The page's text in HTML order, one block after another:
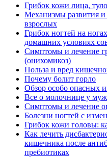
Грибок кожи лица,
Механизмы развития
взрослых
Грибок ногтей на
домашних условиях
Симптомы и лечение
(онихомикоз)
Польза и вред
Почему болит горло
Обзор особо опасных
Все о молочнице у
Симптомы и лечение
Болезни ногтей с
Грибок кожи головы:
Как лечить
кишечника после
пребиотиках